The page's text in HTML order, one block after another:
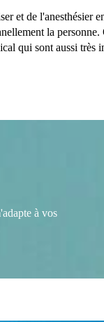
et de l'anesthésier
la personne.
qui sont aussi très
à vos